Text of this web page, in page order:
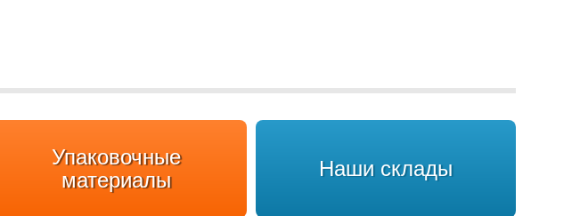
Упаковочные
материалы
Наши склады